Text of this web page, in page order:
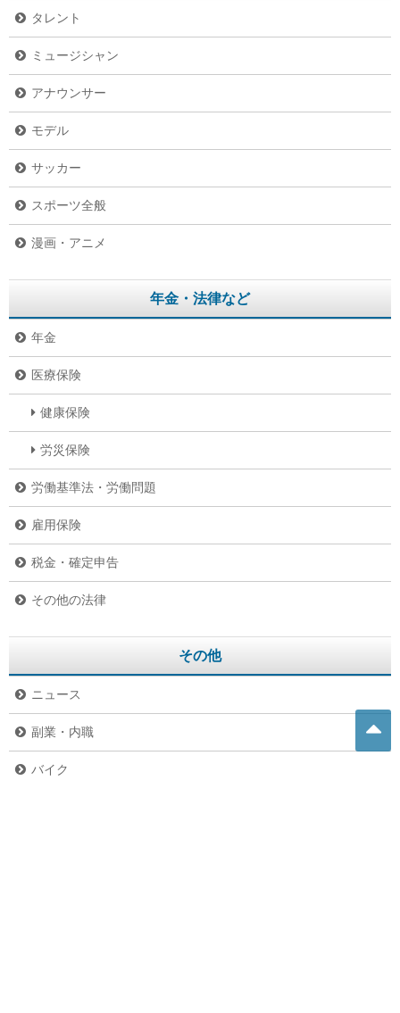
タレント
ミュージシャン
アナウンサー
モデル
サッカー
スポーツ全般
漫画・アニメ
年金・法律など
年金
医療保険
健康保険
労災保険
労働基準法・労働問題
雇用保険
税金・確定申告
その他の法律
その他
ニュース
副業・内職
バイク